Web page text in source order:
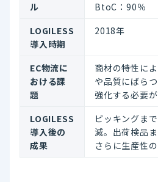
ル
BtoC：90％
LOGILESS
導入時期
2018年
EC物流に
おける課
題
商材の特性に
や品質にばら
強化する必要
LOGILESS
導入後の
成果
ピッキングま
減。出荷検品
さらに生産性